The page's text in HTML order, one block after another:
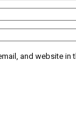
and website